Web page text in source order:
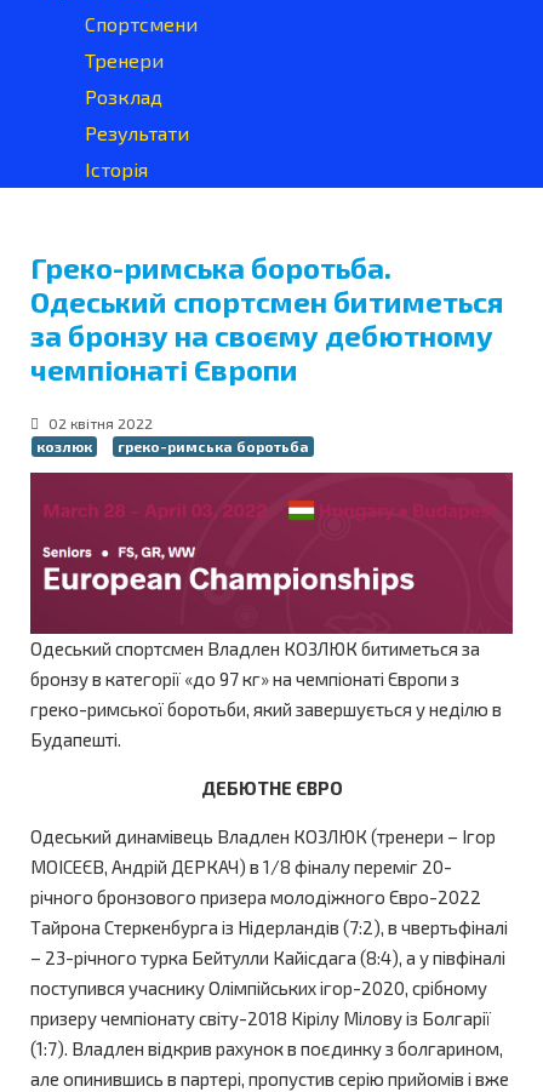
Спортсмени
Тренери
Розклад
Результати
Історія
Греко-римська боротьба.
Одеський спортсмен битиметься
за бронзу на своєму дебютному
чемпіонаті Європи
02 квітня 2022
козлюк
греко-римська боротьба
Одеський спортсмен Владлен КОЗЛЮК битиметься за
бронзу в категорії «до 97 кг» на чемпіонаті Європи з
греко-римської боротьби, який завершується у неділю в
Будапешті.
ДЕБЮТНЕ ЄВРО
Одеський динамівець Владлен КОЗЛЮК (тренери – Ігор
МОІСЕЄВ, Андрій ДЕРКАЧ) в 1/8 фіналу переміг 20-
річного бронзового призера молодіжного Євро-2022
Тайрона Стеркенбурга із Нідерландів (7:2), в чвертьфіналі
– 23-річного турка Бейтулли Кайісдага (8:4), а у півфіналі
поступився учаснику Олімпійських ігор-2020, срібному
призеру чемпіонату світу-2018 Кірілу Мілову із Болгарії
(1:7). Владлен відкрив рахунок в поєдинку з болгарином,
але опинившись в партері, пропустив серію прийомів і вже